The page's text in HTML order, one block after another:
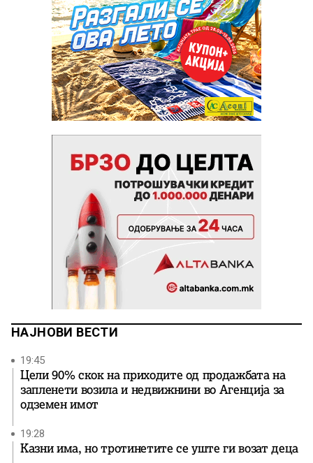
НАЈНОВИ ВЕСТИ
19:45
Цели 90% скок на приходите од продажбата на
запленети возила и недвижнини во Агенција за
одземен имот
19:28
Казни има, но тротинетите се уште ги возат деца